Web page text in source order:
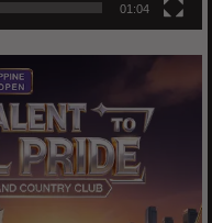
01:04